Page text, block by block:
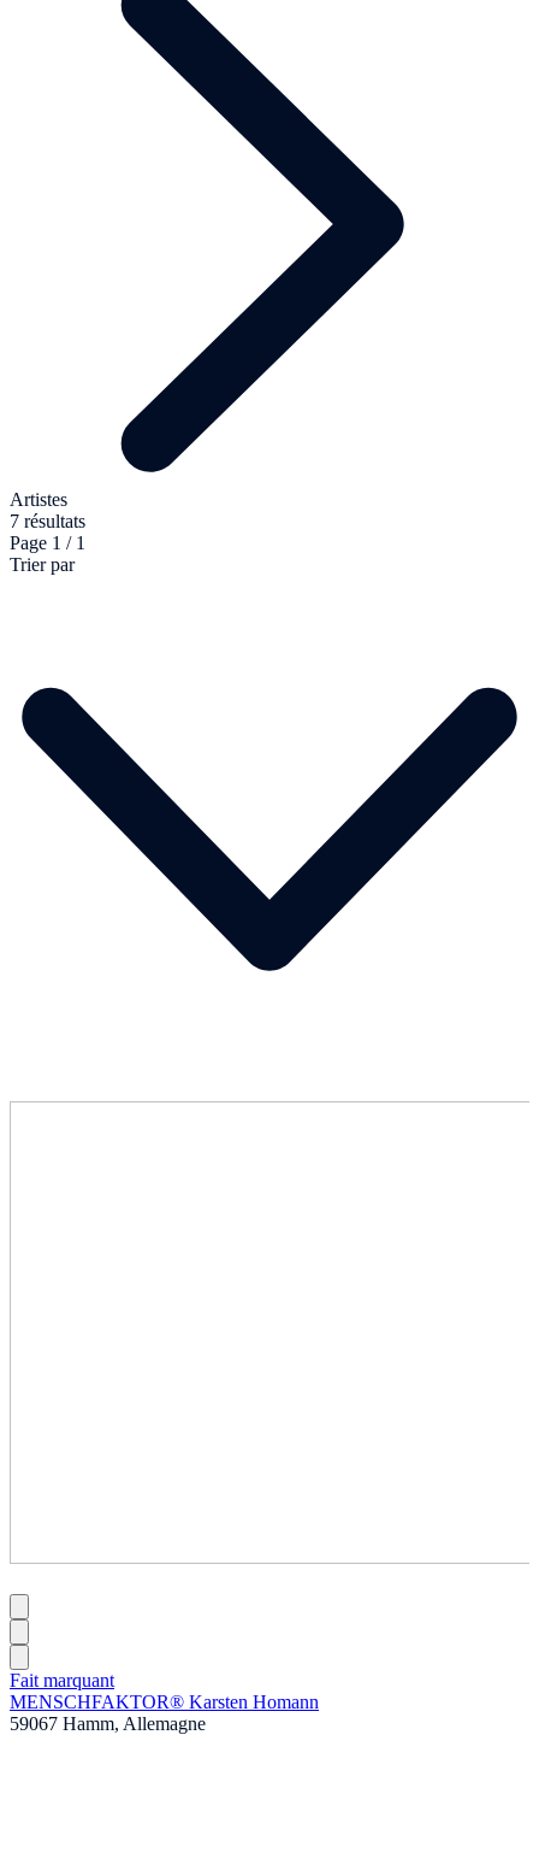
Artistes
7 résultats
Page 1 / 1
Trier par
Fait marquant
MENSCHFAKTOR® Karsten Homann
59067 Hamm, Allemagne